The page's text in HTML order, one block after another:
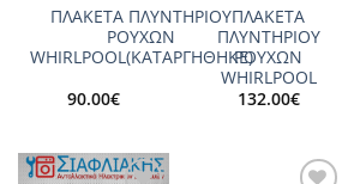
ΠΛΑΚΕΤΑ ΠΛΥΝΤΗΡΙΟΥ
ΡΟΥΧΩΝ
WHIRLPOOL(ΚΑΤΑΡΓΗΘΗΚΕ)
90.00€
ΠΛΑΚΕΤΑ
ΠΛΥΝΤΗΡΙΟΥ
ΡΟΥΧΩΝ
WHIRLPOOL
132.00€